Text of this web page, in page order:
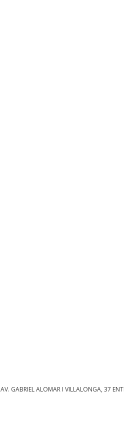
AV. GABRIEL ALOMAR I VILLALONGA, 37